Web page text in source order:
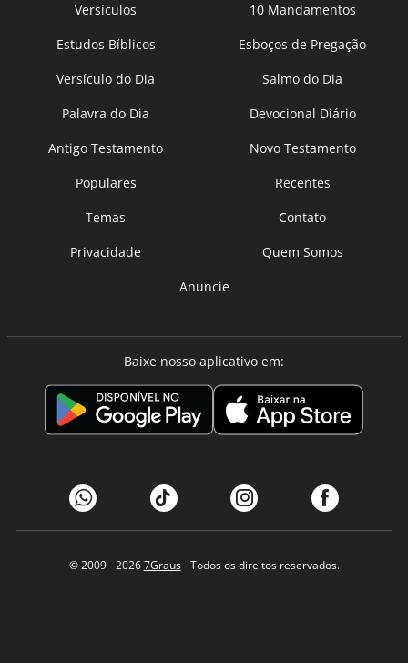
Versículos
10 Mandamentos
Estudos Bíblicos
Esboços de Pregação
Versículo do Dia
Salmo do Dia
Palavra do Dia
Devocional Diário
Antigo Testamento
Novo Testamento
Populares
Recentes
Temas
Contato
Privacidade
Quem Somos
Anuncie
Baixe nosso aplicativo em:
© 2009 - 20267Graus- Todos os direitos reservados.